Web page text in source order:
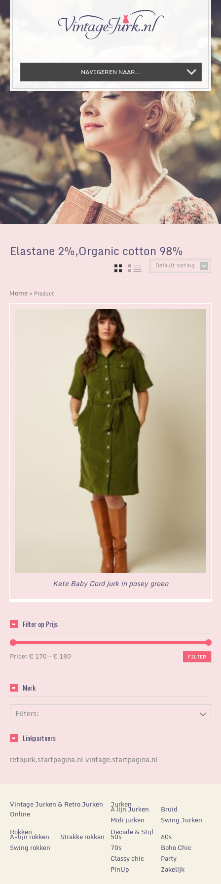
NAVIGEREN NAAR...
Elastane 2%,Organic cotton 98%
Default sorting
GRID LIST
Home > Product
Kate Baby Cord jurk in posey groen
Filter op Prijs
FILTER
Price:€ 170—€ 180
Merk
Filters:
Linkpartners
retojurk.startpagina.nl vintage.startpagina.nl
Vintage Jurken & Retro Jurken
Online
Jurken
A lijn Jurken
Bruid
Midi jurken
Swing Jurken
Rokken
A-lijn rokken
Strakke rokken
Swing rokken
Decade & Stijl
50s
60s
70s
Boho Chic
Classy chic
Party
PinUp
Zakelijk